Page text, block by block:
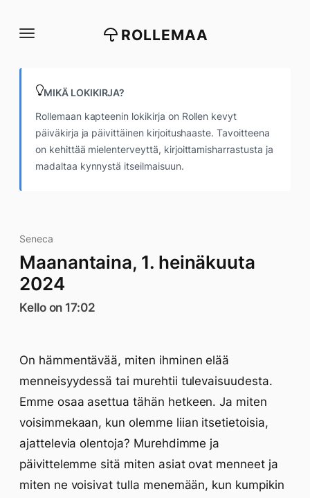
suoraan
ROLLEMAA
MIKÄ LOKIKIRJA?
Rollemaan kapteenin lokikirja on Rollen kevyt
päiväkirja ja päivittäinen kirjoitushaaste. Tavoitteena
on kehittää mielenterveyttä, kirjoittamisharrastusta ja
madaltaa kynnystä itseilmaisuun.
Seneca
Maanantaina, 1. heinäkuuta
2024
Kello on 17:02
On hämmentävää, miten ihminen elää
menneisyydessä tai murehtii tulevaisuudesta.
Emme osaa asettua tähän hetkeen. Ja miten
voisimmekaan, kun olemme liian itsetietoisia,
ajattelevia olentoja? Murehdimme ja
päivittelemme sitä miten asiat ovat menneet ja
miten ne voisivat tulla menemään, kun kumpikin